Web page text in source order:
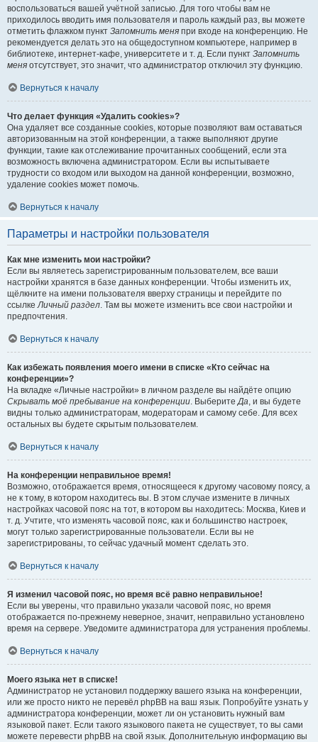
воспользоваться вашей учётной записью. Для того чтобы вам не
приходилось вводить имя пользователя и пароль каждый раз, вы можете
отметить флажком пункт Запомнить меня при входе на конференцию. Не
рекомендуется делать это на общедоступном компьютере, например в
библиотеке, интернет-кафе, университете и т. д. Если пункт Запомнить
меня отсутствует, это значит, что администратор отключил эту функцию.
Вернуться к началу
Что делает функция «Удалить cookies»?
Она удаляет все созданные cookies, которые позволяют вам оставаться
авторизованным на этой конференции, а также выполняют другие
функции, такие как отслеживание прочитанных сообщений, если эта
возможность включена администратором. Если вы испытываете
трудности со входом или выходом на данной конференции, возможно,
удаление cookies может помочь.
Вернуться к началу
Параметры и настройки пользователя
Как мне изменить мои настройки?
Если вы являетесь зарегистрированным пользователем, все ваши
настройки хранятся в базе данных конференции. Чтобы изменить их,
щёлкните на имени пользователя вверху страницы и перейдите по
ссылкеЛичный раздел. Там вы можете изменить все свои настройки и
предпочтения.
Вернуться к началу
Как избежать появления моего имени в списке «Кто сейчас на
конференции»?
На вкладке «Личные настройки» в личном разделе вы найдёте опцию
Скрывать моё пребывание на конференции. ВыберитеДа, и вы будете
видны только администраторам, модераторам и самому себе. Для всех
остальных вы будете скрытым пользователем.
Вернуться к началу
На конференции неправильное время!
Возможно, отображается время, относящееся к другому часовому поясу, а
не к тому, в котором находитесь вы. В этом случае измените в личных
настройках часовой пояс на тот, в котором вы находитесь: Москва, Киев и
т. д. Учтите, что изменять часовой пояс, как и большинство настроек,
могут только зарегистрированные пользователи. Если вы не
зарегистрированы, то сейчас удачный момент сделать это.
Вернуться к началу
Я изменил часовой пояс, но время всё равно неправильное!
Если вы уверены, что правильно указали часовой пояс, но время
отображается по-прежнему неверное, значит, неправильно установлено
время на сервере. Уведомите администратора для устранения проблемы.
Вернуться к началу
Моего языка нет в списке!
Администратор не установил поддержку вашего языка на конференции,
или же просто никто не перевёл phpBB на ваш язык. Попробуйте узнать у
администратора конференции, может ли он установить нужный вам
языковой пакет. Если такого языкового пакета не существует, то вы сами
можете перевести phpBB на свой язык. Дополнительную информацию вы